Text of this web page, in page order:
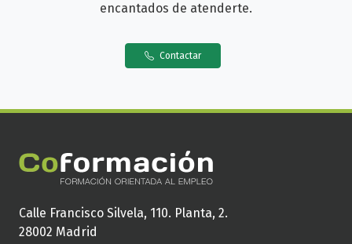
encantados de atenderte.
Contactar
Calle Francisco Silvela, 110. Planta, 2.
28002 Madrid